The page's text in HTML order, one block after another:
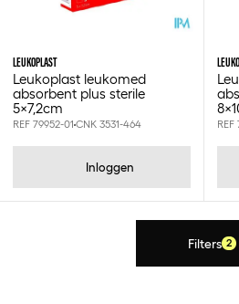
5x7.2cm
LEUKOPLAST
Leukoplast leukomed
absorbent plus sterile
5x7,2cm
REF 79952-01 CNK 3531-464
Inloggen
Filters 2